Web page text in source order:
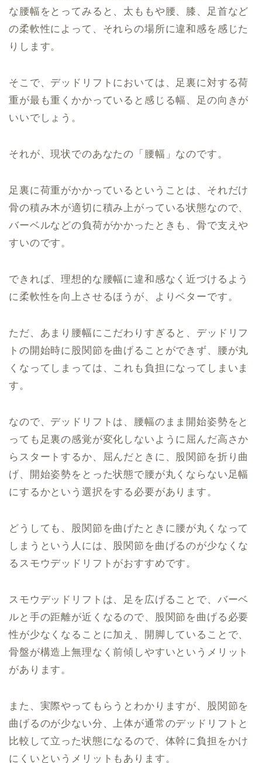
な腰幅をとってみると、太ももや腰、膝、足首など
の柔軟性によって、それらの場所に違和感を感じた
りします。
そこで、デッドリフトにおいては、足裏に対する荷
重が最も重くかかっていると感じる幅、足の向きが
いいでしょう。
それが、現状でのあなたの「腰幅」なのです。
足裏に荷重がかかっているということは、それだけ
骨の積み木が適切に積み上がっている状態なので、
バーベルなどの負荷がかかったときも、骨で支えや
すいのです。
できれば、理想的な腰幅に違和感なく近づけるよう
に柔軟性を向上させるほうが、よりベターです。
ただ、あまり腰幅にこだわりすぎると、デッドリフ
トの開始時に股関節を曲げることができず、腰が丸
くなってしまっては、これも負担になってしまいま
す。
なので、デッドリフトは、腰幅のまま開始姿勢をと
っても足裏の感覚が変化しないように屈んだ高さか
らスタートするか、屈んだときに、股関節を折り曲
げ、開始姿勢をとった状態で腰が丸くならない足幅
にするかという選択をする必要があります。
どうしても、股関節を曲げたときに腰が丸くなって
しまうという人には、股関節を曲げるのが少なくな
るスモウデッドリフトがおすすめです。
スモウデッドリフトは、足を広げることで、バーベ
ルと手の距離が近くなるので、股関節を曲げる必要
性が少なくなることに加え、開脚していることで、
骨盤が構造上無理なく前傾しやすいというメリット
があります。
また、実際やってもらうとわかりますが、股関節を
曲げるのが少ない分、上体が通常のデッドリフトと
比較して立った状態になるので、体幹に負担をかけ
にくいというメリットもあります。